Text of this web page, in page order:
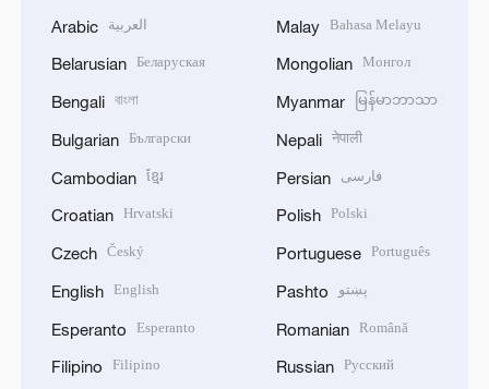
Arabic العربية
Belarusian Беларуская
Bengali বাংলা
Bulgarian Български
Cambodian ខ្មែរ
Croatian Hrvatski
Czech Český
English English
Esperanto Esperanto
Filipino Filipino
Malay Bahasa Melayu
Mongolian Монгол
Myanmar မြန်မာဘာသာ
Nepali नेपाली
Persian فارسی
Polish Polski
Portuguese Português
Pashto پښتو
Romanian Română
Russian Русский